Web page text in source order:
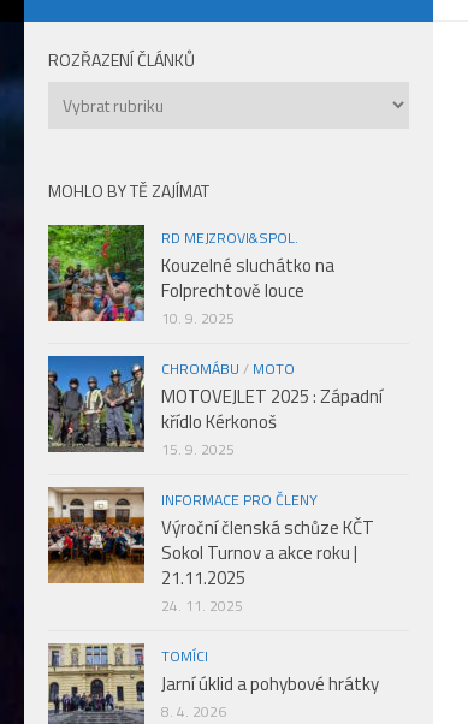
TURISTIKA/ZNAČENÍ 16. 7. 2026
puťák
na svůj první puťák. Jejich cílem byl Banát, konkrétně
značkařskou nosičku, protože se rozhodli, že i oni
turistické značení, podobně jako to loni provedla další
ROZŘAZENÍ ČLÁNKŮ
Rozřazení
článků
MOHLO BY TĚ ZAJÍMAT
RD MEJZROVI&SPOL.
Kouzelné sluchátko na
Folprechtově louce
10. 9. 2025
CHROMÁBU / MOTO
MOTOVEJLET 2025 : Západní
křídlo Kérkonoš
15. 9. 2025
INFORMACE PRO ČLENY
Výroční členská schůze KČT
Sokol Turnov a akce roku |
21.11.2025
24. 11. 2025
TOMÍCI
Jarní úklid a pohybové hrátky
8. 4. 2026